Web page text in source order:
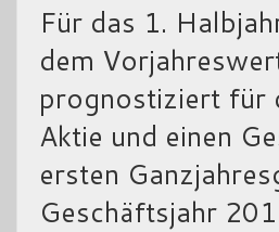
Für das 1.
dem
prognostiziert für
Aktie und einen
ersten
Geschäftsjahr